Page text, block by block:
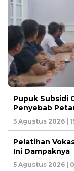
Pupuk Subsidi
Penyebab
5 Agustus 2026 |
Pelatihan
Ini Dampaknya
5 Agustus 2026 |